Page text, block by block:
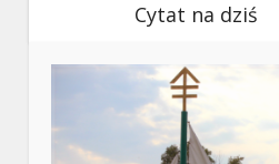
Cytat na dziś